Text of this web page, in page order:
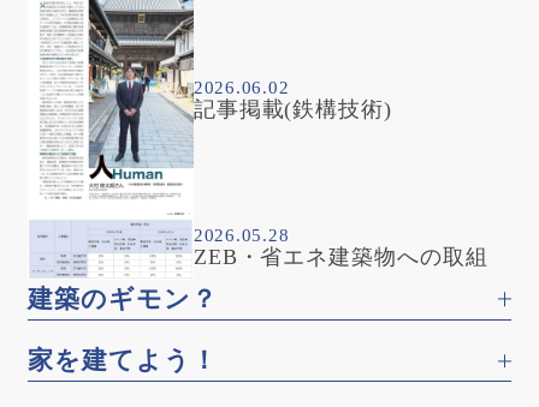
2026.06.02
記事掲載(鉄構技術)
2026.05.28
ZEB・省エネ建築物への取組
建築のギモン？
家を建てよう！